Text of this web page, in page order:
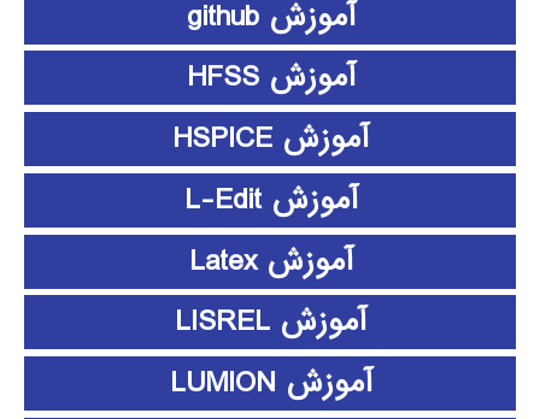
آموزش github
آموزش HFSS
آموزش HSPICE
آموزش L-Edit
آموزش Latex
آموزش LISREL
آموزش LUMION